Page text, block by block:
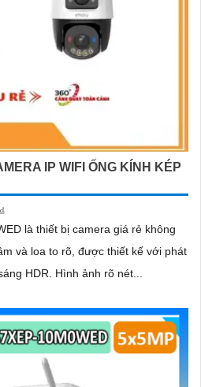
IP WIFI ỐNG KÍNH KÉP
là thiết bị camera giá rẻ không
và loa to rõ, được thiết kế với phát
hiện người và chống ngược sáng HDR. Hình ảnh rõ nét...